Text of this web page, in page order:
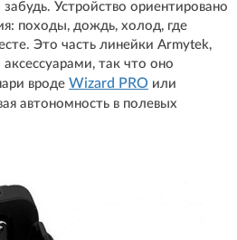
Устройство ориентировано
походы, дождь, холод, где
Это часть линейки Armytek,
так что оно
вроде Wizard PRO или
автономность в полевых